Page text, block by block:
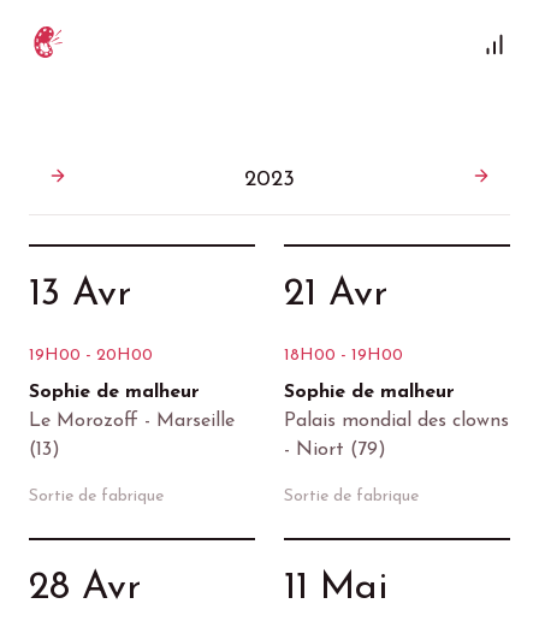
2023
13 Avr
19H00 - 20H00
Sophie de malheur
Le Morozoff - Marseille
(13)
Sortie de fabrique
21 Avr
18H00 - 19H00
Sophie de malheur
Palais mondial des clowns
- Niort (79)
Sortie de fabrique
28 Avr 11 Mai